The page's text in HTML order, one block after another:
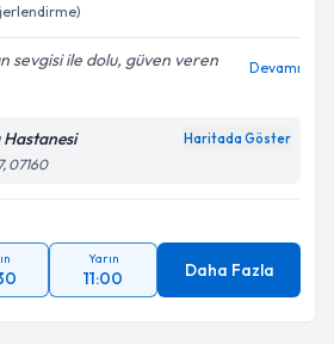
sevgisi ile dolu, güven veren
Devamı
Haritada Göster
07160
Yarın
11:00 Daha Fazla